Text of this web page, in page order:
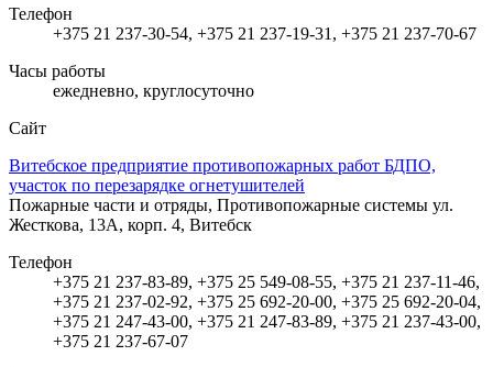
Телефон
+375 21 237-30-54, +375 21 237-19-31, +375 21 237-70-67
Часы работы
ежедневно, круглосуточно
Сайт
Витебское предприятие противопожарных работ БДПО,
участок по перезарядке огнетушителей
Пожарные части и отряды, Противопожарные системы ул.
Жесткова, 13А, корп. 4, Витебск
Телефон
+375 21 237-83-89, +375 25 549-08-55, +375 21 237-11-46,
+375 21 237-02-92, +375 25 692-20-00, +375 25 692-20-04,
+375 21 247-43-00, +375 21 247-83-89, +375 21 237-43-00,
+375 21 237-67-07